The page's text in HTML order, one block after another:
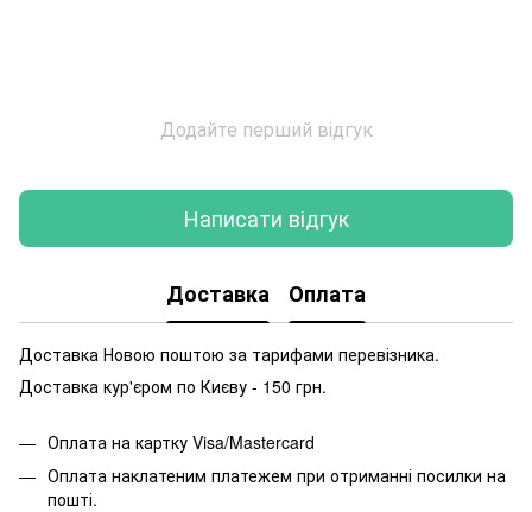
Додайте перший відгук
Написати відгук
Доставка Оплата
Доставка Новою поштою за тарифами перевізника.
Доставка кур'єром по Києву - 150 грн.
Оплата на картку Visa/Mastercard
Оплата наклатеним платежем при отриманні посилки на
пошті.